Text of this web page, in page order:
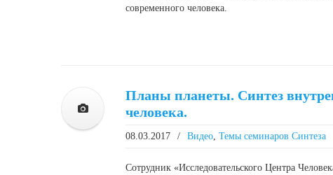
современного человека.
Планы планеты. Синтез
человека.
08.03.2017 / Видео Темы семинаров Синтеза
Сотрудник «Исследовательского Центра